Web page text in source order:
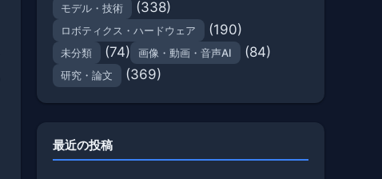
モデル・技術 (338)
ロボティクス・ハードウェア (190)
未分類 (74) 画像・動画・音声AI (84)
研究・論文 (369)
最近の投稿